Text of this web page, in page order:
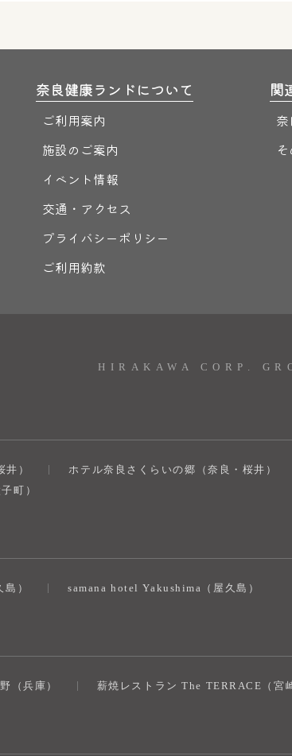
奈良健康ランドについて
ご利用案内
施設のご案内
イベント情報
交通・アクセス
プライバシーポリシー
ご利用約款
関
HIRAKAWA CORP.
） ホテル奈良さくらいの郷（奈良・桜井）
町）
） samana hotel Yakushima（屋久島）
（兵庫） 薪焼レストラン The TERRACE（宮